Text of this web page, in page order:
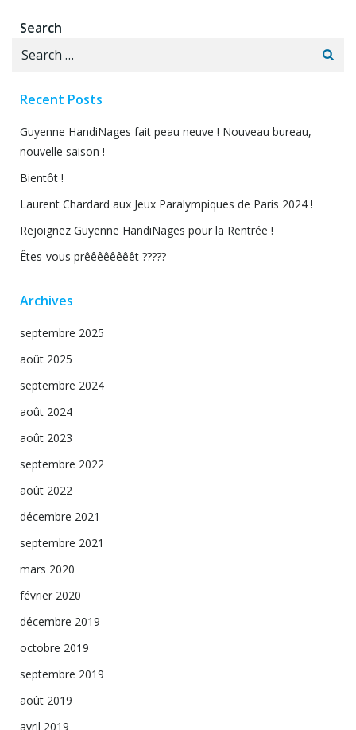
Search
Search
Recent Posts
Guyenne HandiNages fait peau neuve ! Nouveau bureau,
nouvelle saison !
Bientôt !
Laurent Chardard aux Jeux Paralympiques de Paris 2024 !
Rejoignez Guyenne HandiNages pour la Rentrée !
Êtes-vous prêêêêêêêêt ?????
Archives
septembre 2025
août 2025
septembre 2024
août 2024
août 2023
septembre 2022
août 2022
décembre 2021
septembre 2021
mars 2020
février 2020
décembre 2019
octobre 2019
septembre 2019
août 2019
avril 2019